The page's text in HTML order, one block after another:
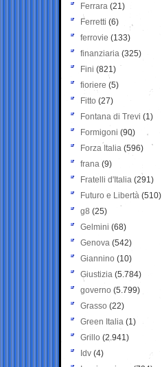
Ferrara (21)
Ferretti (6)
ferrovie (133)
finanziaria (325)
Fini (821)
fioriere (5)
Fitto (27)
Fontana di Trevi (1)
Formigoni (90)
Forza Italia (596)
frana (9)
Fratelli d'Italia (291)
Futuro e Libertà (510)
g8 (25)
Gelmini (68)
Genova (542)
Giannino (10)
Giustizia (5.784)
governo (5.799)
Grasso (22)
Green Italia (1)
Grillo (2.941)
Idv (4)